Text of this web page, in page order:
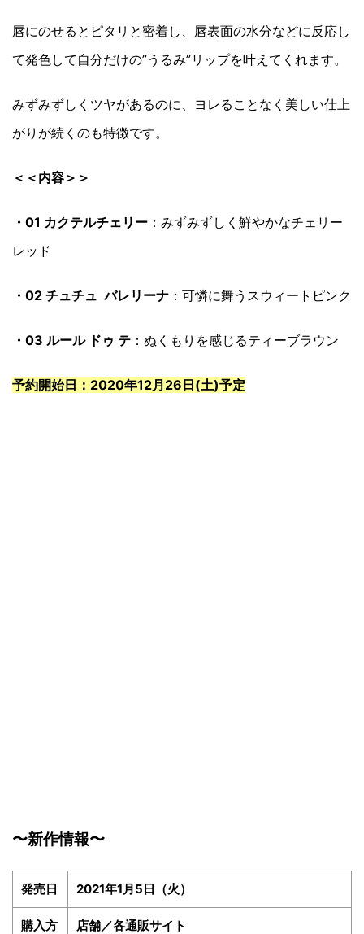
唇にのせるとピタリと密着し、唇表面の水分などに反応し
て発色して自分だけの”うるみ”リップを叶えてくれます。
みずみずしくツヤがあるのに、ヨレることなく美しい仕上
がりが続くのも特徴です。
＜＜内容＞＞
・01 カクテルチェリー ：みずみずしく鮮やかなチェリー
レッド
・02 チュチュ バレリーナ ：可憐に舞うスウィートピンク
・03 ルール ドゥ テ ：ぬくもりを感じるティーブラウン
予約開始日：2020年12月26日(土)予定
〜新作情報〜
発売日 2021年1月5日（火）
購入方 店舗／各通販サイト